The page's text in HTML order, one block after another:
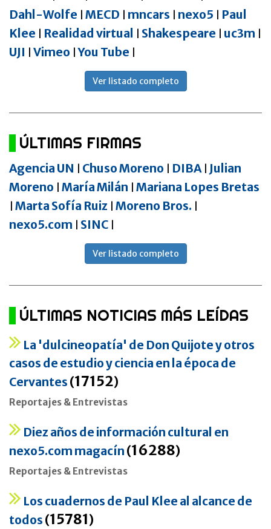
Dahl-Wolfe MECD mncars nexo5
Paul
Klee
Realidad virtual Shakespeare uc3m
UJI Vimeo You Tube
Ver listado completo
ÚLTIMAS FIRMAS
Agencia UN Chuso Moreno DIBA| Julian
Moreno María Milán Mariana Lopes Bretas
Marta Sofía Ruiz Moreno Bros.
nexo5.com SINC
Ver listado completo
ÚLTIMAS NOTICIAS MÁS LEÍDAS
La 'dulcineopatía' de Don Quijote y otros
casos de estudio y ciencia en la época de
Cervantes (17152)
Reportajes & Entrevistas
Diez años de información cultural en
nexo5.com magacín (16288)
Reportajes & Entrevistas
Los cuadernos de Paul Klee al alcance de
todos (15781)